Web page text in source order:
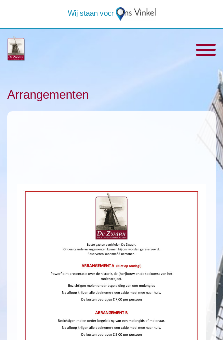
Wij staan voor
Arrangementen